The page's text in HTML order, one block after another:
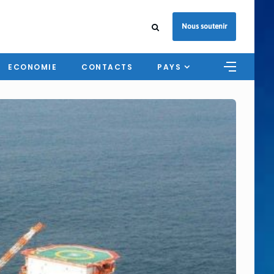
Nous soutenir
ECONOMIE CONTACTS PAYS